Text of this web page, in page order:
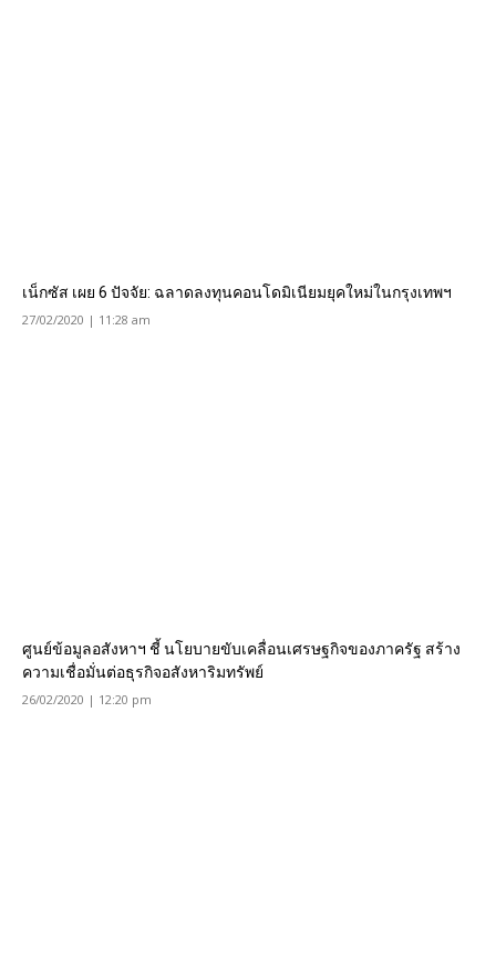
เน็กซัส เผย 6 ปัจจัย: ฉลาดลงทุนคอนโดมิเนียมยุคใหม่ในกรุงเทพฯ
27/02/2020 | 11:28 am
ศูนย์ข้อมูลอสังหาฯ ชี้ นโยบายขับเคลื่อนเศรษฐกิจของภาครัฐ สร้าง
ความเชื่อมั่นต่อธุรกิจอสังหาริมทรัพย์
26/02/2020 | 12:20 pm